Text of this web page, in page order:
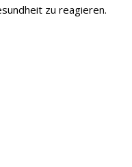
zu reagieren.